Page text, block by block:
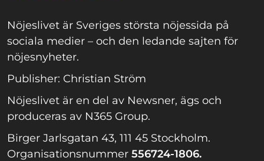
Nöjeslivet är Sveriges största nöjessida på
sociala medier – och den ledande sajten för
nöjesnyheter.
Publisher: Christian Ström
Nöjeslivet är en del av Newsner, ägs och
produceras av N365 Group.
Birger Jarlsgatan 43, 111 45 Stockholm.
Organisationsnummer 556724-1806.